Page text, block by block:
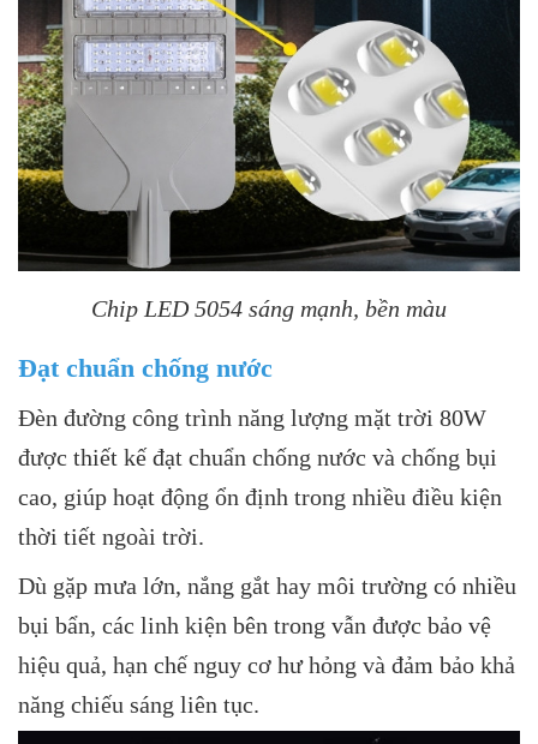
Chip LED 5054 sáng mạnh, bền màu
Đạt chuẩn chống nước
Đèn đường công trình năng lượng mặt trời 80W
được thiết kế đạt chuẩn chống nước và chống bụi
cao, giúp hoạt động ổn định trong nhiều điều kiện
thời tiết ngoài trời.
Dù gặp mưa lớn, nắng gắt hay môi trường có nhiều
bụi bẩn, các linh kiện bên trong vẫn được bảo vệ
hiệu quả, hạn chế nguy cơ hư hỏng và đảm bảo khả
năng chiếu sáng liên tục.